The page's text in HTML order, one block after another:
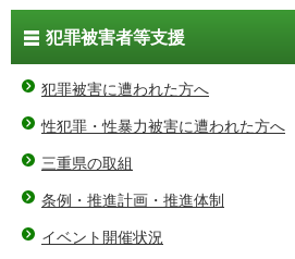
犯罪被害者等支援
犯罪被害に遭われた方へ
性犯罪・性暴力被害に遭われた方へ
三重県の取組
条例・推進計画・推進体制
イベント開催状況